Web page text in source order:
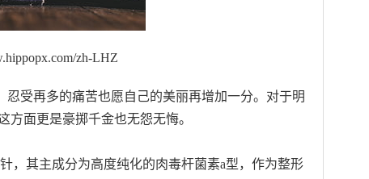
zh-LHZ
受再多的痛苦也愿自己的美丽再增加一分。对于明
面更是豪掷千金也无怨无悔。
其主成分为高度纯化的肉毒杆菌素a型，作为整形